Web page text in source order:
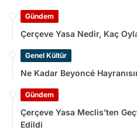
Gündem
Çerçeve Yasa Nedir, Kaç
Genel Kültür
Ne Kadar Beyoncé
Gündem
Çerçeve Yasa Meclis’ten
Edildi